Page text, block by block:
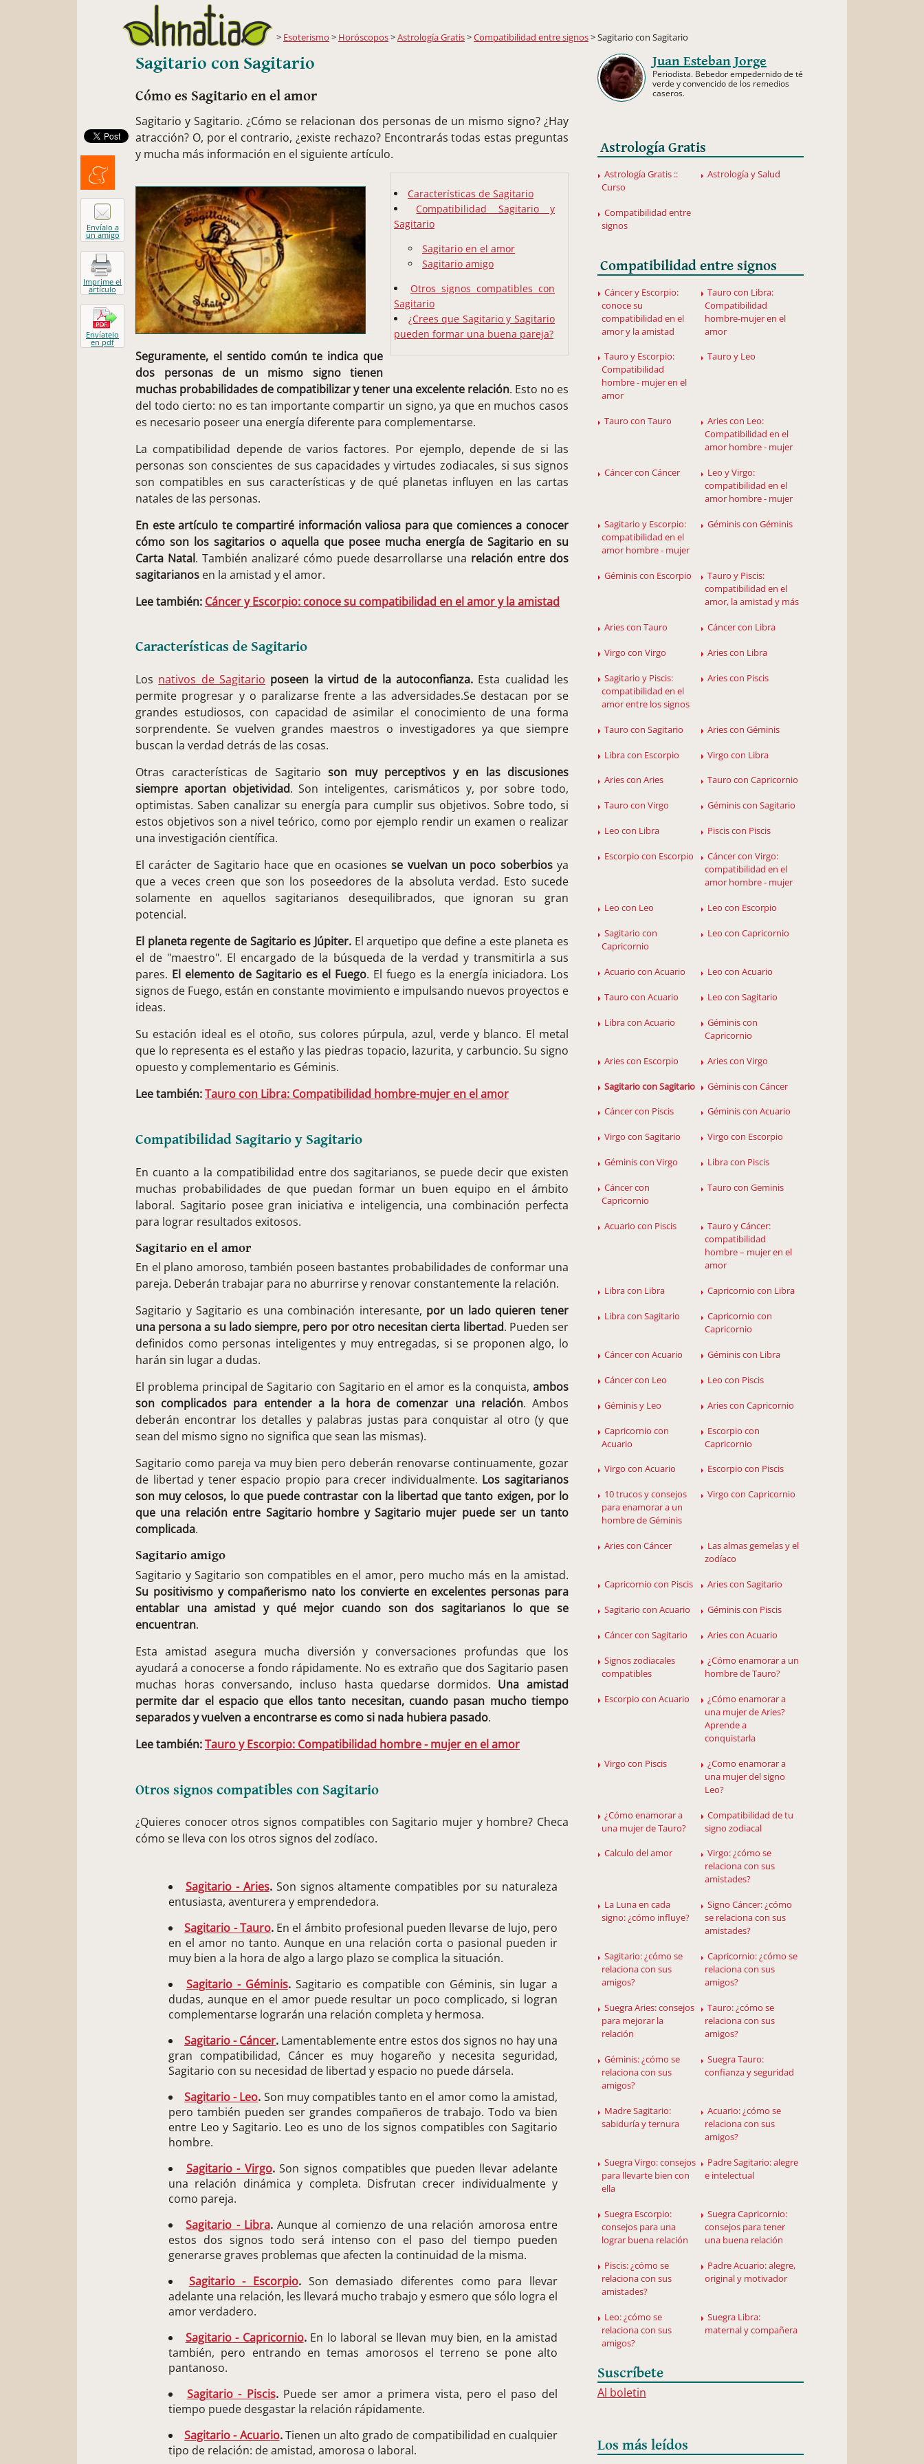
Esoterismo > Horóscopos>Astrología Gratis>Compatibilidad entre signos> Sagitario con Sagitario
Sagitario con Sagitario
Cómo es Sagitario en el amor
Sagitario y Sagitario. ¿Cómo se relacionan dos personas de un mismo signo? ¿Hay
atracción? O, por el contrario, ¿existe rechazo? Encontrarás todas estas preguntas
y mucha más información en el siguiente artículo.
Características de Sagitario
Compatibilidad Sagitario y
Sagitario
Sagitario en el amor
Sagitario amigo
Otros signos compatibles con
Sagitario
¿Crees que Sagitario y Sagitario
pueden formar una buena pareja?
Seguramente, el sentido común te indica que
dos personas de un mismo signo tienen
muchas probabilidades de compatibilizar y tener una excelente relación. Esto no es
del todo cierto: no es tan importante compartir un signo, ya que en muchos casos
es necesario poseer una energía diferente para complementarse.
La compatibilidad depende de varios factores. Por ejemplo, depende de si las
personas son conscientes de sus capacidades y virtudes zodiacales, si sus signos
son compatibles en sus características y de qué planetas influyen en las cartas
natales de las personas.
En este artículo te compartiré información valiosa para que comiences a conocer
cómo son los sagitarios o aquella que posee mucha energía de Sagitario en su
Carta Natal. También analizaré cómo puede desarrollarse una relación entre dos
sagitarianos en la amistad y el amor.
Lee también: Cáncer y Escorpio: conoce su compatibilidad en el amor y la amistad
Características de Sagitario
Los nativos de Sagitario poseen la virtud de la autoconfianza. Esta cualidad les
permite progresar y o paralizarse frente a las adversidades.Se destacan por se
grandes estudiosos, con capacidad de asimilar el conocimiento de una forma
sorprendente. Se vuelven grandes maestros o investigadores ya que siempre
buscan la verdad detrás de las cosas.
Otras características de Sagitario son muy perceptivos y en las discusiones
siempre aportan objetividad. Son inteligentes, carismáticos y, por sobre todo,
optimistas. Saben canalizar su energía para cumplir sus objetivos. Sobre todo, si
estos objetivos son a nivel teórico, como por ejemplo rendir un examen o realizar
una investigación científica.
El carácter de Sagitario hace que en ocasionesse vuelvan un poco soberbiosya
que a veces creen que son los poseedores de la absoluta verdad. Esto sucede
solamente en aquellos sagitarianos desequilibrados, que ignoran su gran
potencial.
El planeta regente de Sagitario es Júpiter.El arquetipo que define a este planeta es
el de "maestro". El encargado de la búsqueda de la verdad y transmitirla a sus
pares. El elemento de Sagitario es el Fuego. El fuego es la energía iniciadora. Los
signos de Fuego, están en constante movimiento e impulsando nuevos proyectos e
ideas.
Su estación ideal es el otoño, sus colores púrpula, azul, verde y blanco. El metal
que lo representa es el estaño y las piedras topacio, lazurita, y carbuncio. Su signo
opuesto y complementario es Géminis.
Lee también:Tauro con Libra: Compatibilidad hombre-mujer en el amor
Compatibilidad Sagitario y Sagitario
En cuanto a la compatibilidad entre dos sagitarianos, se puede decir que existen
muchas probabilidades de que puedan formar un buen equipo en el ámbito
laboral. Sagitario posee gran iniciativa e inteligencia, una combinación perfecta
para lograr resultados exitosos.
Sagitario en el amor
En el plano amoroso, también poseen bastantes probabilidades de conformar una
pareja. Deberán trabajar para no aburrirse y renovar constantemente la relación.
Sagitario y Sagitario es una combinación interesante, por un lado quieren tener
una persona a su lado siempre, pero por otro necesitan cierta libertad. Pueden ser
definidos como personas inteligentes y muy entregadas, si se proponen algo, lo
harán sin lugar a dudas.
El problema principal de Sagitario con Sagitario en el amor es la conquista, ambos
son complicados para entender a la hora de comenzar una relación. Ambos
deberán encontrar los detalles y palabras justas para conquistar al otro (y que
sean del mismo signo no significa que sean las mismas).
Sagitario como pareja va muy bien pero deberán renovarse continuamente, gozar
de libertad y tener espacio propio para crecer individualmente. Los sagitarianos
son muy celosos, lo que puede contrastar con la libertad que tanto exigen, por lo
que una relación entre Sagitario hombre y Sagitario mujer puede ser un tanto
complicada.
Sagitario amigo
Sagitario y Sagitario son compatibles en el amor, pero mucho más en la amistad.
Su positivismo y compañerismo nato los convierte en excelentes personas para
entablar una amistad y qué mejor cuando son dos sagitarianos lo que se
encuentran.
Esta amistad asegura mucha diversión y conversaciones profundas que los
ayudará a conocerse a fondo rápidamente. No es extraño que dos Sagitario pasen
muchas horas conversando, incluso hasta quedarse dormidos. Una amistad
permite dar el espacio que ellos tanto necesitan, cuando pasan mucho tiempo
separados y vuelven a encontrarse es como si nada hubiera pasado.
Lee también:Tauro y Escorpio: Compatibilidad hombre - mujer en el amor
Otros signos compatibles con Sagitario
¿Quieres conocer otros signos compatibles con Sagitario mujer y hombre? Checa
cómo se lleva con los otros signos del zodíaco.
Sagitario - Aries.Son signos altamente compatibles por su naturaleza
entusiasta, aventurera y emprendedora.
Sagitario - Tauro.En el ámbito profesional pueden llevarse de lujo, pero
en el amor no tanto. Aunque en una relación corta o pasional pueden ir
muy bien a la hora de algo a largo plazo se complica la situación.
Sagitario - Géminis.Sagitario es compatible con Géminis, sin lugar a
dudas, aunque en el amor puede resultar un poco complicado, si logran
complementarse lograrán una relación completa y hermosa.
Sagitario - Cáncer. Lamentablemente entre estos dos signos no hay una
gran compatibilidad, Cáncer es muy hogareño y necesita seguridad,
Sagitario con su necesidad de libertad y espacio no puede dársela.
Sagitario - Leo. Son muy compatibles tanto en el amor como la amistad,
pero también pueden ser grandes compañeros de trabajo. Todo va bien
entre Leo y Sagitario. Leo es uno de los signos compatibles con Sagitario
hombre.
Sagitario - Virgo.Son signos compatibles que pueden llevar adelante
una relación dinámica y completa. Disfrutan crecer individualmente y
como pareja.
Sagitario - Libra.Aunque al comienzo de una relación amorosa entre
estos dos signos todo será intenso con el paso del tiempo pueden
generarse graves problemas que afecten la continuidad de la misma.
Sagitario - Escorpio. Son demasiado diferentes como para llevar
adelante una relación, les llevará mucho trabajo y esmero que sólo logra el
amor verdadero.
Sagitario - Capricornio.En lo laboral se llevan muy bien, en la amistad
también, pero entrando en temas amorosos el terreno se pone alto
pantanoso.
Sagitario - Piscis.Puede ser amor a primera vista, pero el paso del
tiempo puede desgastar la relación rápidamente.
Sagitario - Acuario.Tienen un alto grado de compatibilidad en cualquier
tipo de relación: de amistad, amorosa o laboral.
Juan Esteban Jorge
Periodista. Bebedor empedernido de té
verde y convencido de los remedios
caseros.
Astrología Gratis
Astrología Gratis ::
Curso
Astrología y Salud
Compatibilidad entre
signos
Compatibilidad entre signos
Cáncer y Escorpio:
conoce su
compatibilidad en el
amor y la amistad
Tauro con Libra:
Compatibilidad
hombre-mujer en el
amor
Tauro y Escorpio:
Compatibilidad
hombre - mujer en el
amor
Tauro y Leo
Tauro con Tauro
Aries con Leo:
Compatibilidad en el
amor hombre - mujer
Cáncer con Cáncer
Leo y Virgo:
compatibilidad en el
amor hombre - mujer
Sagitario y Escorpio:
compatibilidad en el
amor hombre - mujer
Géminis con Géminis
Géminis con Escorpio
Tauro y Piscis:
compatibilidad en el
amor, la amistad y más
Aries con Tauro Cáncer con Libra
Virgo con Virgo Aries con Libra
Sagitario y Piscis:
compatibilidad en el
amor entre los signos
Aries con Piscis
Tauro con Sagitario Aries con Géminis
Libra con Escorpio Virgo con Libra
Aries con Aries Tauro con Capricornio
Tauro con Virgo Géminis con Sagitario
Leo con Libra Piscis con Piscis
Escorpio con Escorpio
Cáncer con Virgo:
compatibilidad en el
amor hombre - mujer
Leo con Leo Leo con Escorpio
Sagitario con
Capricornio
Leo con Capricornio
Acuario con Acuario Leo con Acuario
Tauro con Acuario Leo con Sagitario
Libra con Acuario
Géminis con
Capricornio
Aries con Escorpio Aries con Virgo
Sagitario con Sagitario Géminis con Cáncer
Cáncer con Piscis Géminis con Acuario
Virgo con Sagitario Virgo con Escorpio
Géminis con Virgo Libra con Piscis
Cáncer con
Capricornio
Tauro con Geminis
Acuario con Piscis
Tauro y Cáncer:
compatibilidad
hombre – mujer en el
amor
Libra con Libra Capricornio con Libra
Libra con Sagitario
Capricornio con
Capricornio
Cáncer con Acuario Géminis con Libra
Cáncer con Leo Leo con Piscis
Géminis y Leo Aries con Capricornio
Capricornio con
Acuario
Escorpio con
Capricornio
Virgo con Acuario Escorpio con Piscis
10 trucos y consejos
para enamorar a un
hombre de Géminis
Virgo con Capricornio
Aries con Cáncer
Las almas gemelas y el
zodíaco
Capricornio con Piscis Aries con Sagitario
Sagitario con Acuario Géminis con Piscis
Cáncer con Sagitario Aries con Acuario
Signos zodiacales
compatibles
¿Cómo enamorar a un
hombre de Tauro?
Escorpio con Acuario
¿Cómo enamorar a
una mujer de Aries?
Aprende a
conquistarla
Virgo con Piscis
¿Como enamorar a
una mujer del signo
Leo?
¿Cómo enamorar a
una mujer de Tauro?
Compatibilidad de tu
signo zodiacal
Calculo del amor
Virgo: ¿cómo se
relaciona con sus
amistades?
La Luna en cada
signo: ¿cómo influye?
Signo Cáncer: ¿cómo
se relaciona con sus
amistades?
Sagitario: ¿cómo se
relaciona con sus
amigos?
Capricornio: ¿cómo se
relaciona con sus
amigos?
Suegra Aries: consejos
para mejorar la
relación
Tauro: ¿cómo se
relaciona con sus
amigos?
Géminis: ¿cómo se
relaciona con sus
amigos?
Suegra Tauro:
confianza y seguridad
Madre Sagitario:
sabiduría y ternura
Acuario: ¿cómo se
relaciona con sus
amigos?
Suegra Virgo: consejos
para llevarte bien con
ella
Padre Sagitario: alegre
e intelectual
Suegra Escorpio:
consejos para una
lograr buena relación
Suegra Capricornio:
consejos para tener
una buena relación
Piscis: ¿cómo se
relaciona con sus
amistades?
Padre Acuario: alegre,
original y motivador
Leo: ¿cómo se
relaciona con sus
amigos?
Suegra Libra:
maternal y compañera
Suscríbete
Al boletin
Los más leídos
Menéalo
Envíalo a
un amigo
Imprime el
artículo
Envíatelo
en pdf